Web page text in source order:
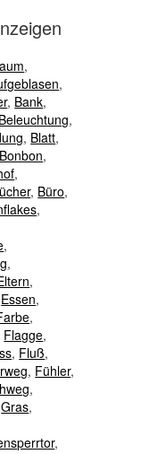
,
,
, Bank,
Beleuchtung,
, Blatt,
Bonbon,
,
, Büro,
,
,
,
,
Essen,
,
Flagge,
, Fluß,
, Fühler,
,
Gras,
,